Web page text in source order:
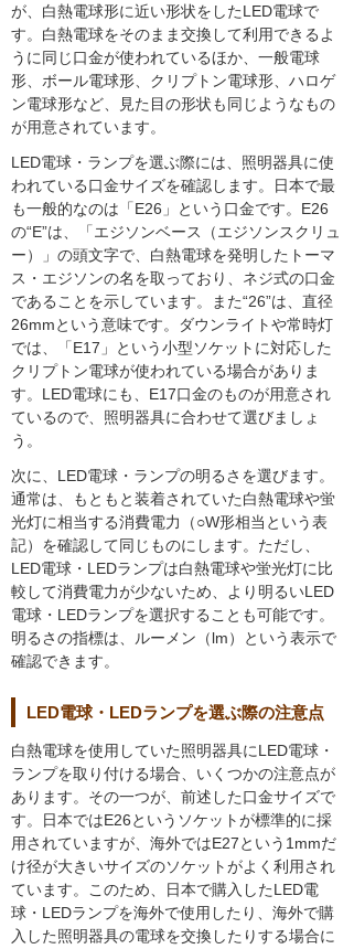
が、白熱電球形に近い形状をしたLED電球で
す。白熱電球をそのまま交換して利用できるよ
うに同じ口金が使われているほか、一般電球
形、ボール電球形、クリプトン電球形、ハロゲ
ン電球形など、見た目の形状も同じようなもの
が用意されています。
LED電球・ランプを選ぶ際には、照明器具に使
われている口金サイズを確認します。日本で最
も一般的なのは「E26」という口金です。E26
の“E”は、「エジソンベース（エジソンスクリュ
ー）」の頭文字で、白熱電球を発明したトーマ
ス・エジソンの名を取っており、ネジ式の口金
であることを示しています。また“26”は、直径
26mmという意味です。ダウンライトや常時灯
では、「E17」という小型ソケットに対応した
クリプトン電球が使われている場合がありま
す。LED電球にも、E17口金のものが用意され
ているので、照明器具に合わせて選びましょ
う。
次に、LED電球・ランプの明るさを選びます。
通常は、もともと装着されていた白熱電球や蛍
光灯に相当する消費電力（○W形相当という表
記）を確認して同じものにします。ただし、
LED電球・LEDランプは白熱電球や蛍光灯に比
較して消費電力が少ないため、より明るいLED
電球・LEDランプを選択することも可能です。
明るさの指標は、ルーメン（lm）という表示で
確認できます。
LED電球・LEDランプを選ぶ際の注意点
白熱電球を使用していた照明器具にLED電球・
ランプを取り付ける場合、いくつかの注意点が
あります。その一つが、前述した口金サイズで
す。日本ではE26というソケットが標準的に採
用されていますが、海外ではE27という1mmだ
け径が大きいサイズのソケットがよく利用され
ています。このため、日本で購入したLED電
球・LEDランプを海外で使用したり、海外で購
入した照明器具の電球を交換したりする場合に